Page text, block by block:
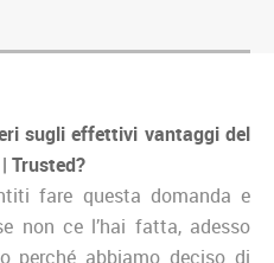
sugli effettivi vantaggi del
Trusted?
fare questa domanda e
non ce l’hai fatta, adesso
perché abbiamo deciso di